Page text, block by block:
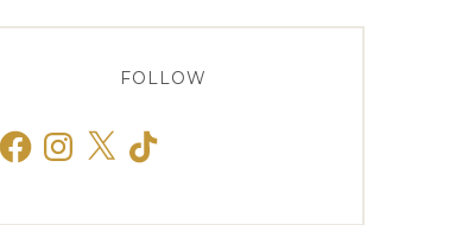
FOLLOW
FacebookInstagram
X TikTok